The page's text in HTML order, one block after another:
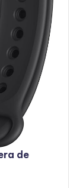
de